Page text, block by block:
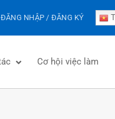
ĐĂNG NHẬP / ĐĂNG KÝ
Cơ hội việc làm